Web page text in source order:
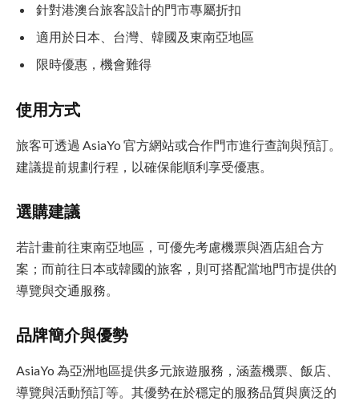
針對港澳台旅客設計的門市專屬折扣
適用於日本、台灣、韓國及東南亞地區
限時優惠，機會難得
使用方式
旅客可透過 AsiaYo 官方網站或合作門市進行查詢與預訂。
建議提前規劃行程，以確保能順利享受優惠。
選購建議
若計畫前往東南亞地區，可優先考慮機票與酒店組合方
案；而前往日本或韓國的旅客，則可搭配當地門市提供的
導覽與交通服務。
品牌簡介與優勢
AsiaYo 為亞洲地區提供多元旅遊服務，涵蓋機票、飯店、
導覽與活動預訂等。其優勢在於穩定的服務品質與廣泛的